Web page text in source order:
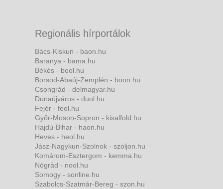
Regionális hírportálok
Bács-Kiskun - baon.hu
Baranya - bama.hu
Békés - beol.hu
Borsod-Abaúj-Zemplén - boon.hu
Csongrád - delmagyar.hu
Dunaújváros - duol.hu
Fejér - feol.hu
Győr-Moson-Sopron - kisalfold.hu
Hajdú-Bihar - haon.hu
Heves - heol.hu
Jász-Nagykun-Szolnok - szoljon.hu
Komárom-Esztergom - kemma.hu
Nógrád - nool.hu
Somogy - sonline.hu
Szabolcs-Szatmár-Bereg - szon.hu